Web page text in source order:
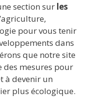
section sur les
pour vous tenir
dans
que notre site
des mesures pour
à devenir un
plus écologique.